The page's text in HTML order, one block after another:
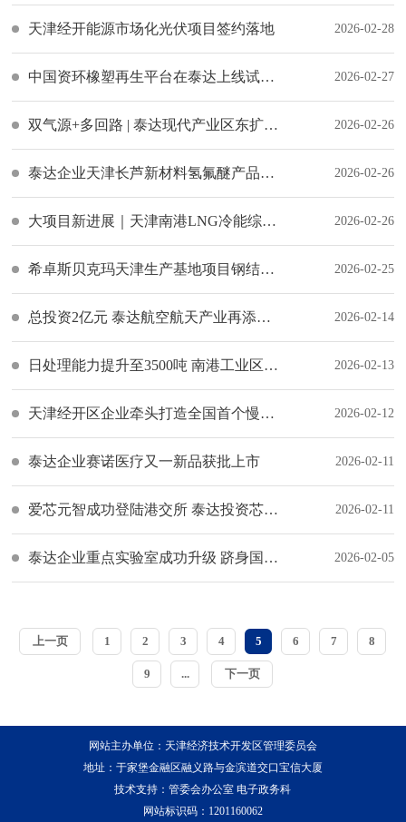
天津经开能源市场化光伏项目签约落地 2026-02-28
中国资环橡塑再生平台在泰达上线试运行 2026-02-27
双气源+多回路 | 泰达现代产业区东扩区第二条燃气外网工程竣工 2026-02-26
泰达企业天津长芦新材料氢氟醚产品出口海外市场 2026-02-26
大项目新进展｜天津南港LNG冷能综合利用示范项目液氮条件试车成功 2026-02-26
希卓斯贝克玛天津生产基地项目钢结构主体安装圆满完成 2026-02-25
总投资2亿元 泰达航空航天产业再添生力军 2026-02-14
日处理能力提升至3500吨 南港工业区污水处理厂1#装置扩建项目竣工 2026-02-13
天津经开区企业牵头打造全国首个慢阻肺病全流程管理项目正式在津落地 2026-02-12
泰达企业赛诺医疗又一新品获批上市 2026-02-11
爱芯元智成功登陆港交所 泰达投资芯片企业结硕果 2026-02-11
泰达企业重点实验室成功升级 跻身国家级农业科技创新平台 2026-02-05
上一页 1 2 3 4 5 6 7 8
9 ... 下一页
网站主办单位：天津经济技术开发区管理委员会
地址：于家堡金融区融义路与金滨道交口宝信大厦
技术支持：管委会办公室 电子政务科
网站标识码：1201160062